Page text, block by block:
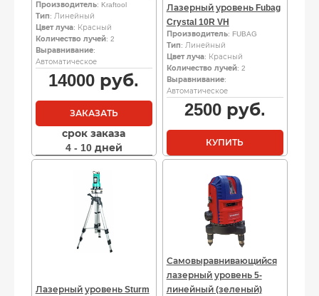
Производитель: Kraftool
Тип: Линейный
Цвет луча: Красный
Количество лучей: 2
Выравнивание:
Автоматическое
14000 руб.
ЗАКАЗАТЬ
срок заказа
4 - 10 дней
Лазерный уровень Fubag
Crystal 10R VH
Производитель: FUBAG
Тип: Линейный
Цвет луча: Красный
Количество лучей: 2
Выравнивание:
Автоматическое
2500руб.
КУПИТЬ
Лазерный уровень Sturm
Самовыравнивающийся
лазерный уровень 5-
линейный (зеленый)